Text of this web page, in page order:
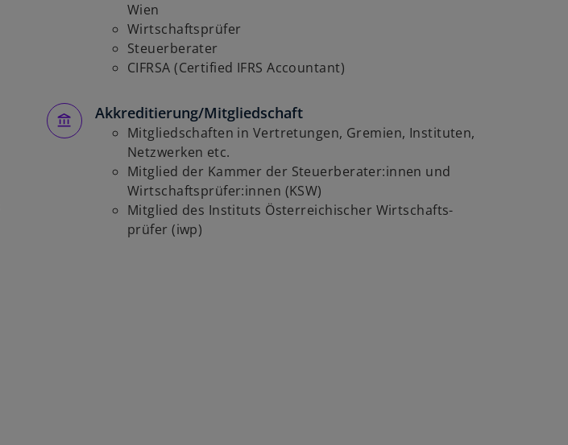
Wien
Wirtschaftsprüfer
Steuerberater
CIFRSA (Certified IFRS Accountant)
Akkreditierung/Mitgliedschaft
Mitgliedschaften in Vertretungen, Gremien, Instituten,
Netzwerken etc.
Mitglied der Kammer der Steuer­berater:innen und
Wirtschafts­prüfer:innen (KSW)
Mitglied des Instituts Öster­reichischer Wirtschafts­
prüfer (iwp)